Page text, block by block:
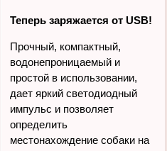
Теперь заряжается от USB!
Прочный, компактный,
водонепроницаемый и
простой в использовании,
дает яркий светодиодный
импульс и позволяет